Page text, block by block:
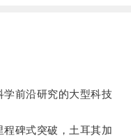
前沿研究的大型科技
碑式突破，土耳其加